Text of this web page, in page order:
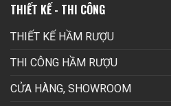
THIẾT KẾ - THI CÔNG
THIẾT KẾ HẦM RƯỢU
THI CÔNG HẦM RƯỢU
CỬA HÀNG, SHOWROOM